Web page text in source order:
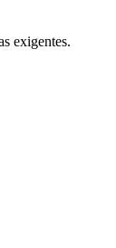
exigentes.